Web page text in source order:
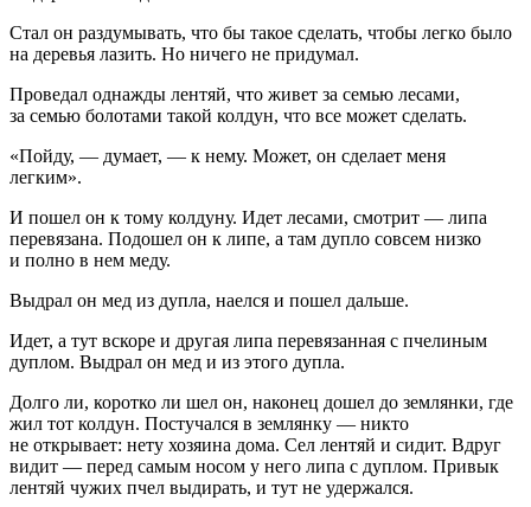
Стал он раздумывать, что бы такое сделать, чтобы легко было
на деревья лазить. Но ничего не придумал.
Проведал однажды лентяй, что живет за семью лесами,
за семью болотами такой колдун, что все может сделать.
«Пойду, — думает, — к нему. Может, он сделает меня
легким».
И пошел он к тому колдуну. Идет лесами, смотрит — липа
перевязана. Подошел он к липе, а там дупло совсем низко
и полно в нем меду.
Выдрал он мед из дупла, наелся и пошел дальше.
Идет, а тут вскоре и другая липа перевязанная с пчелиным
дуплом. Выдрал он мед и из этого дупла.
Долго ли, коротко ли шел он, наконец дошел до землянки, где
жил тот колдун. Постучался в землянку — никто
не открывает: нету хозяина дома. Сел лентяй и сидит. Вдруг
видит — перед самым носом у него липа с дуплом. Привык
лентяй чужих пчел выдирать, и тут не удержался.